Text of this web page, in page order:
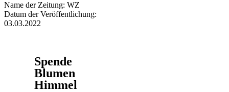
Name der Zeitung: WZ
Datum der Veröffentlichung:
03.03.2022
Spende
Blumen
Himmel